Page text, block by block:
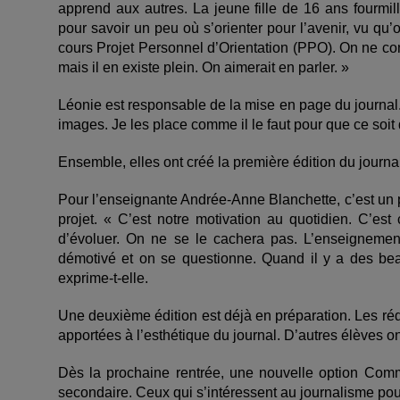
apprend aux autres. La jeune fille de 16 ans
pour savoir un peu où s’orienter pour l’avenir, vu
cours Projet Personnel d’Orientation (PPO). On ne
mais il en existe plein. On aimerait en parler. »
Léonie est responsable de la mise en page du
images. Je les place comme il le faut pour que ce soit
Ensemble, elles ont créé la première édition du
Pour l’enseignante Andrée-Anne Blanchette, c’est
projet. « C’est notre motivation au quotidien.
d’évoluer. On ne se le cachera pas.
démotivé et on se questionne. Quand il y a des
exprime-t-elle.
Une deuxième édition est déjà en préparation. Les
apportées à l’esthétique du journal. D’autres élèves
Dès la prochaine rentrée, une nouvelle option
secondaire. Ceux qui s’intéressent au journalisme